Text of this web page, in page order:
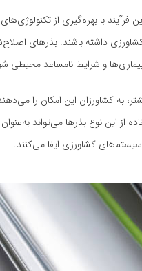
با بهره‌گیری از
داشته باشند. بذرهای
و شرایط نامساعد محیطی
به کشاورزان این امکان را
این نوع بذرها می‌تواند
کشاورزی ایفا می‌کنند.